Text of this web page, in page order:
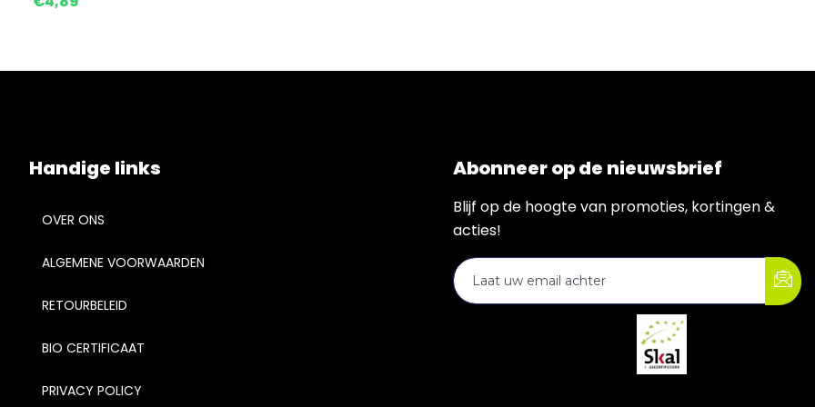
Handige links
OVER ONS
ALGEMENE VOORWAARDEN
RETOURBELEID
BIO CERTIFICAAT
PRIVACY POLICY
Abonneer op de nieuwsbrief
Blijf op de hoogte van promoties, kortingen &
acties!